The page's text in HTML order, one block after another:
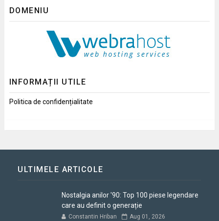
DOMENIU
INFORMAȚII UTILE
Politica de confidențialitate
ULTIMELE ARTICOLE
Nostalgia anilor '90: Top 100 piese legendare
care au definit o generație
Constantin Hriban Aug 01, 2026